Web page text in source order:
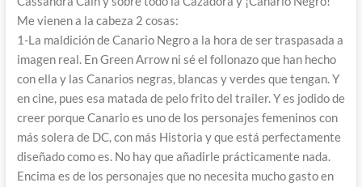
Me vienen a la cabeza 2 cosas:
1-La maldición de Canario Negro a la hora de ser traspasada a
imagen real. En Green Arrow ni sé el follonazo que han hecho
con ella y las Canarios negras, blancas y verdes que tengan. Y
en cine, pues esa matada de pelo frito del trailer. Y es jodido de
creer porque Canario es uno de los personajes femeninos con
más solera de DC, con más Historia y que está perfectamente
diseñado como es. No hay que añadirle prácticamente nada.
Encima es de los personajes que no necesita mucho gasto en